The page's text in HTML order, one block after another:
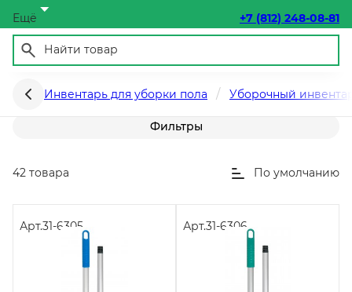
Ещё +7 (812) 248-08-81
Инвентарь для уборки пола Уборочный
Рукоятки
Фильтры
42 товара По умолчанию
Арт.31-6305 Арт.31-6306